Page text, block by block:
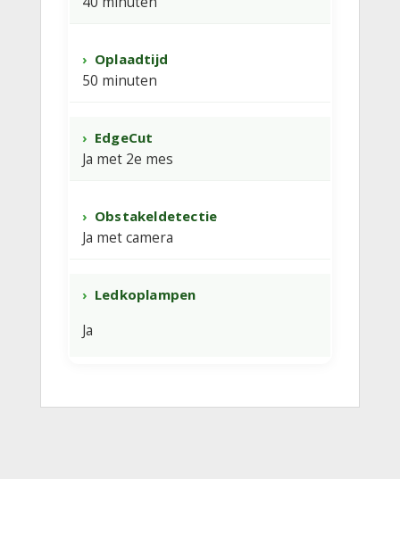
Oplaadtijd
50 minuten
EdgeCut
Ja met 2e mes
Obstakeldetectie
Ja met camera
Ledkoplampen
Ja